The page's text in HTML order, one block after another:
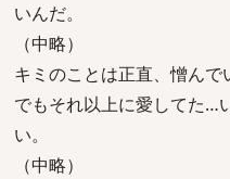
いんだ。
（中略）
キミのことは正直、憎んで
でもそれ以上に愛してた…
い。
（中略）